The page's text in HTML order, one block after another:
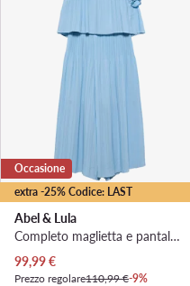
extra -25% Codice: LAST
Occasione
Abel & Lula
Completo maglietta e pantaloni · Celeste
Prezzo attuale
99,99€
Prezzo regolare110,99 €-9%